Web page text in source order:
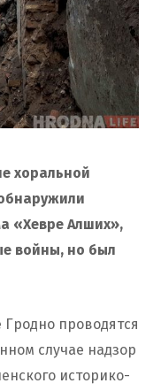
хоральной
«Хевре Алших»,
войны, но был
проводятся
случае надзор
историко-